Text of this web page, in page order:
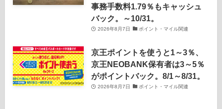
事務手数料1.79％もキャッシュ
バック。～10/31。
2026年8月7日 ポイント・マイル関連
京王ポイントを使うと1～3％、
京王NEOBANK保有者は3～5％
がポイントバック。8/1～8/31。
2026年8月7日 ポイント・マイル関連